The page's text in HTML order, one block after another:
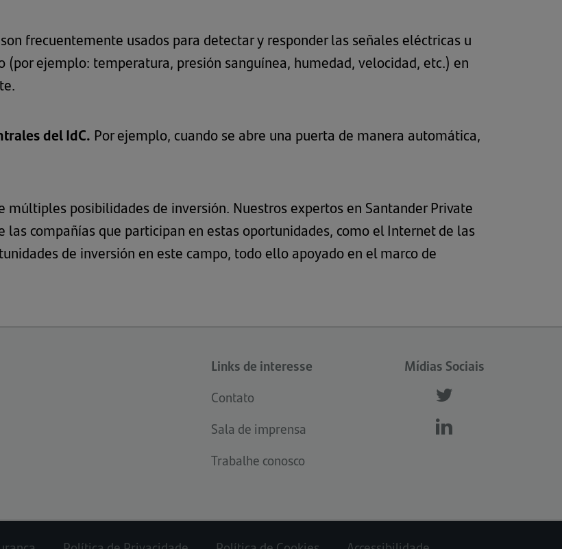
frecuentemente usados para detectar y responder las señales eléctricas u
(por ejemplo: temperatura, presión sanguínea, humedad, velocidad, etc.) en
del IdC. Por ejemplo, cuando se abre una puerta de manera automática,
posibilidades de inversión. Nuestros expertos en Santander Private
compañías que participan en estas oportunidades, como el Internet de las
de inversión en este campo, todo ello apoyado en el marco de
Links de interesse
Contato
Sala de imprensa
Trabalhe conosco
Mídias Sociais
Follow